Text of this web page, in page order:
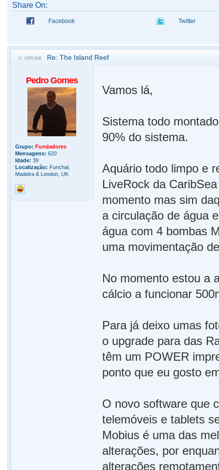
Share On:
Facebook Twitter
Re: The Island Reef
Pedro Gomes
Grupo: Fundadores
Mensagens: 620
Idade: 39
Localização: Funchal,
Madeira & London, UK
Vamos lá,
Sistema todo
90% do sistema.
Aquário todo limpo e
LiveRock da
momento mas sim
a circulação de água
água com 4 bombas
uma movimentação
No momento estou a
cálcio a funcionar
Para já deixo umas
o upgrade para das
têm um POWER
ponto que eu gosto
O novo software que
telemóveis e tablets
Mobius é uma das
alterações, por
alterações